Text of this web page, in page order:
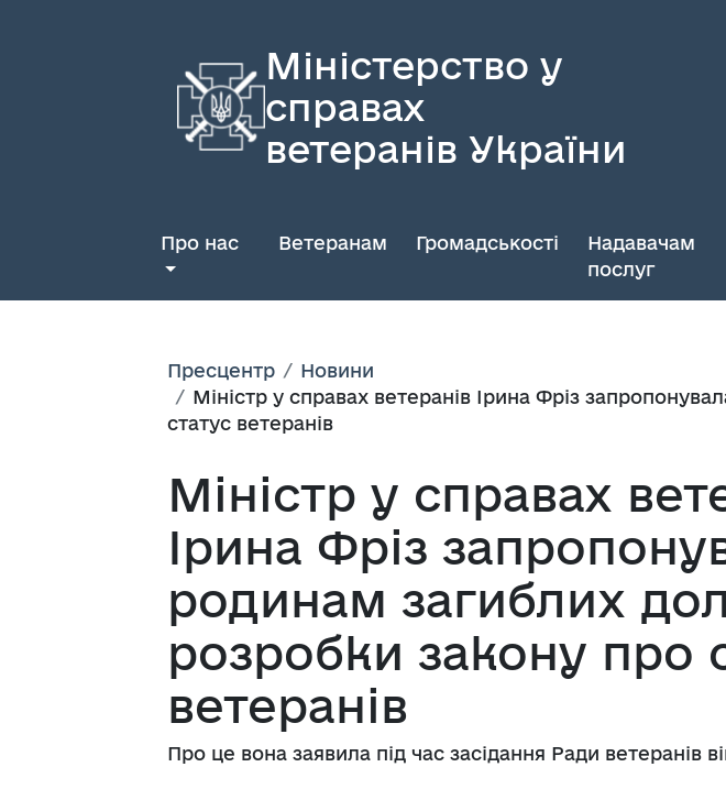
Міністерство у
справах
ветеранів України
Про нас Ветеранам Громадськості
Надавачам
послуг
Пресцентр
Новини
Міністр у справах ветеранів Ірина Фріз
статус ветеранів
Міністр у справах
Ірина Фріз
родинам загиблих
розробки закону про
ветеранів
Про це вона заявила під час засідання Ради ветеранів